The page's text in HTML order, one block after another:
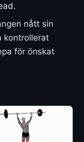
nått sin
kontrollerat
för önskat